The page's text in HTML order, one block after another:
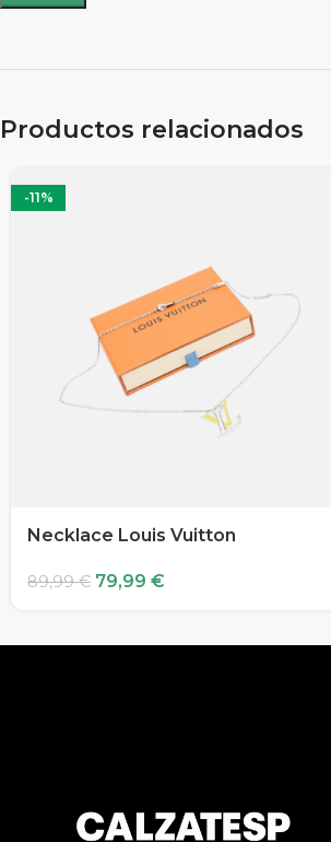
Productos relacionados
-11%
Necklace Louis Vuitton
89,99€ 79,99 €